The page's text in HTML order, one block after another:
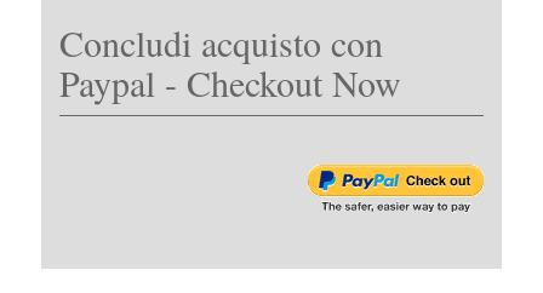
Concludi acquisto con
Paypal - Checkout Now